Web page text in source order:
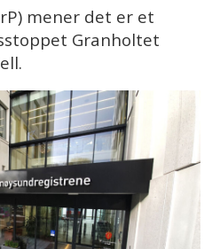
mener det er et
Granholtet